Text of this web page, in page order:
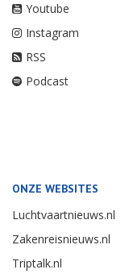
Youtube
Instagram
RSS
Podcast
ONZE WEBSITES
Luchtvaartnieuws.nl
Zakenreisnieuws.nl
Triptalk.nl